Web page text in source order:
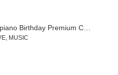
Birthday Premium C…
, MUSIC